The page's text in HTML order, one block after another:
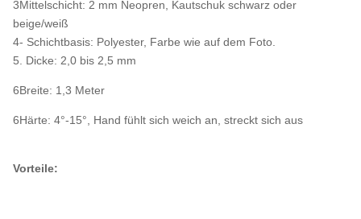
3Mittelschicht: 2 mm Neopren, Kautschuk schwarz oder
beige/weiß
4- Schichtbasis: Polyester, Farbe wie auf dem Foto.
5. Dicke: 2,0 bis 2,5 mm
6Breite: 1,3 Meter
6Härte: 4°-15°, Hand fühlt sich weich an, streckt sich aus
Vorteile: